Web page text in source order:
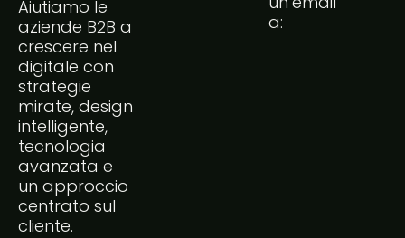
Aiutiamo le
aziende B2B a
crescere nel
digitale con
strategie
mirate, design
intelligente,
tecnologia
avanzata e
un approccio
centrato sul
cliente.
a: